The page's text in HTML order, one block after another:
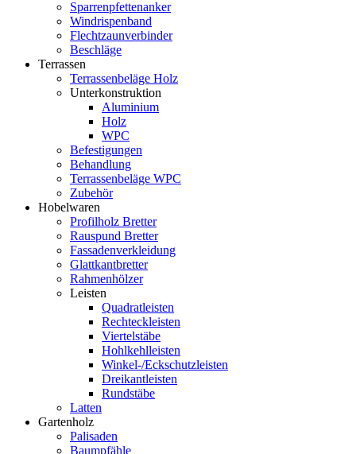
Sparrenpfettenanker
Windrispenband
Flechtzaunverbinder
Beschläge
Terrassen
Terrassenbeläge Holz
Unterkonstruktion
Aluminium
Holz
WPC
Befestigungen
Behandlung
Terrassenbeläge WPC
Zubehör
Hobelwaren
Profilholz Bretter
Rauspund Bretter
Fassadenverkleidung
Glattkantbretter
Rahmenhölzer
Leisten
Quadratleisten
Rechteckleisten
Viertelstäbe
Hohlkehlleisten
Winkel-/Eckschutzleisten
Dreikantleisten
Rundstäbe
Latten
Gartenholz
Palisaden
Baumpfähle